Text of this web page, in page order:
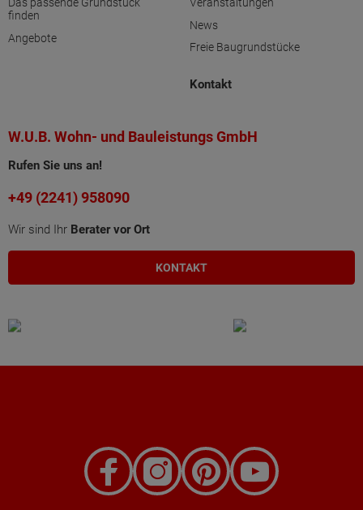
Das passende Grundstück
finden
Angebote
Veranstaltungen
News
Freie Baugrundstücke
Kontakt
W.U.B. Wohn- und Bauleistungs GmbH
Rufen Sie uns an!
+49 (2241) 958090
Wir sind Ihr Berater vor Ort
KONTAKT